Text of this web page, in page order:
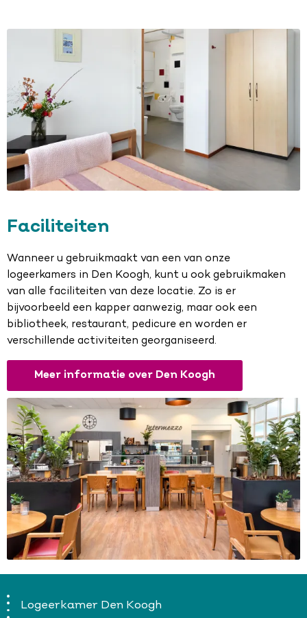
Faciliteiten
Wanneer u gebruikmaakt van een van onze
logeerkamers in Den Koogh, kunt u ook gebruikmaken
van alle faciliteiten van deze locatie. Zo is er
bijvoorbeeld een kapper aanwezig, maar ook een
bibliotheek, restaurant, pedicure en worden er
verschillende activiteiten georganiseerd.
Meer informatie over Den Koogh
Logeerkamer Den Koogh